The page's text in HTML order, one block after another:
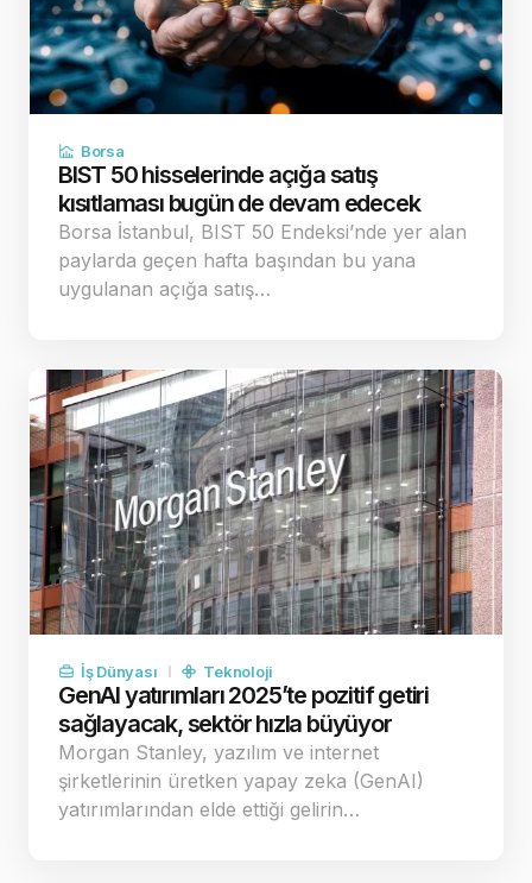
Borsa
BIST 50 hisselerinde açığa satış
kısıtlaması bugün de devam edecek
Borsa İstanbul, BIST 50 Endeksi’nde yer alan
paylarda geçen hafta başından bu yana
uygulanan açığa satış…
İş Dünyası Teknoloji
GenAI yatırımları 2025’te pozitif getiri
sağlayacak, sektör hızla büyüyor
Morgan Stanley, yazılım ve internet
şirketlerinin üretken yapay zeka (GenAI)
yatırımlarından elde ettiği gelirin…